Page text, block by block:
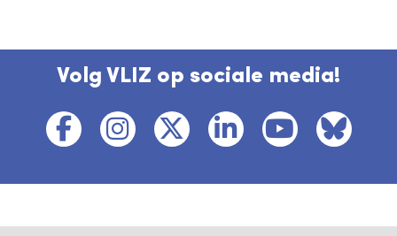
Volg VLIZ op sociale media!